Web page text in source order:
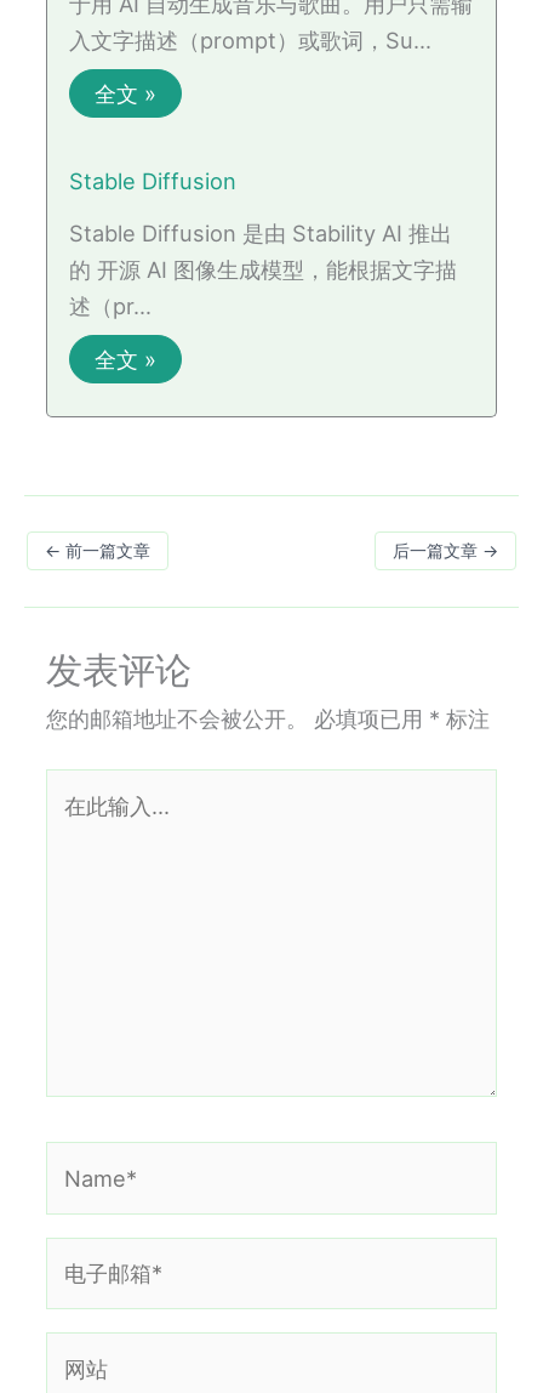
入文字描述（prompt）或歌词，Su…
全文 »
Stable Diffusion
Stable Diffusion 是由 Stability AI 推出
的 开源 AI 图像生成模型，能根据文字描
述（pr…
全文 »
← 前一篇文章 后一篇文章 →
发表评论
您的邮箱地址不会被公开。 必填项已用 * 标注
邮
箱
站